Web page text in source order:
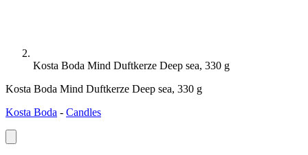
Kosta Boda Mind Duftkerze Deep sea, 330 g
Kosta Boda Mind Duftkerze Deep sea, 330 g
Kosta Boda - Candles